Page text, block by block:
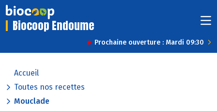
Biocoop Endoume
Prochaine ouverture : Mardi 09:30
Accueil
Toutes nos recettes
Mouclade